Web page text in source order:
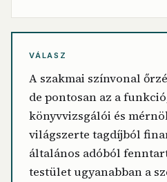
VÁLASZ
A szakmai színvonal
de pontosan az a
könyvvizsgálói és
világszerte tagdíjból
általános adóból
testület ugyanabban a